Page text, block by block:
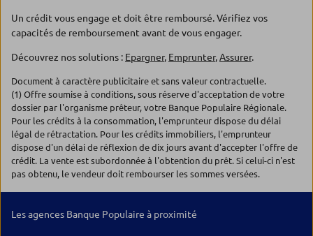
Un crédit vous engage et doit être remboursé. Vérifiez vos
capacités de remboursement avant de vous engager.
Découvrez nos solutions : Epargner, Emprunter,Assurer.
Document à caractère publicitaire et sans valeur contractuelle.
(1) Offre soumise à conditions, sous réserve d'acceptation de votre
dossier par l'organisme prêteur, votre Banque Populaire Régionale.
Pour les crédits à la consommation, l'emprunteur dispose du délai
légal de rétractation. Pour les crédits immobiliers, l'emprunteur
dispose d'un délai de réflexion de dix jours avant d'accepter l'offre de
crédit. La vente est subordonnée à l'obtention du prêt. Si celui-ci n'est
pas obtenu, le vendeur doit rembourser les sommes versées.
Les agences Banque Populaire à proximité